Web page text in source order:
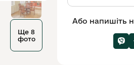
Ще 8
фото
Або напишіть